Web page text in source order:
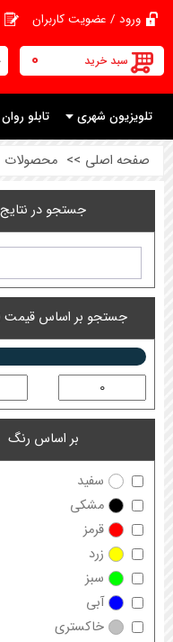
ورود / عضویت کاربران
سبد خرید 0
تلویزیون شهری تابلو روان
صفحه اصلی >> محصولات
جستجو در نتایج
جستجو بر اساس قیمت
بر اساس رنگ
سفید
مشکی
قرمز
زرد
سبز
آبی
خاکستری